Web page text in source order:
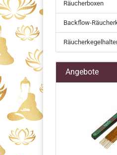
Räucherboxen
Backflow-
Angebote